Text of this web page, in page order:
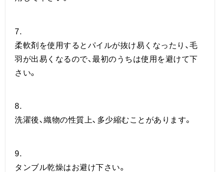
7.
柔軟剤を使用するとパイルが抜け易くなったり、毛
羽が出易くなるので、最初のうちは使用を避けて下
さい。
8.
洗濯後、織物の性質上、多少縮むことがあります。
9.
タンブル乾燥はお避け下さい。